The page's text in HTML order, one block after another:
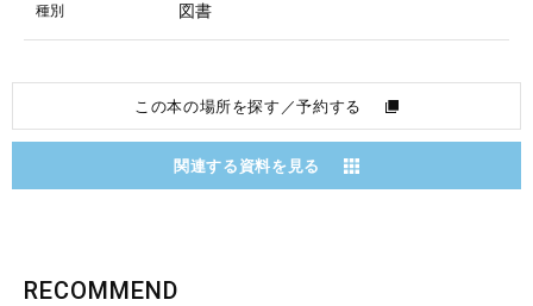
種別 図書
この本の場所を探す／予約する
関連する資料を見る
RECOMMEND